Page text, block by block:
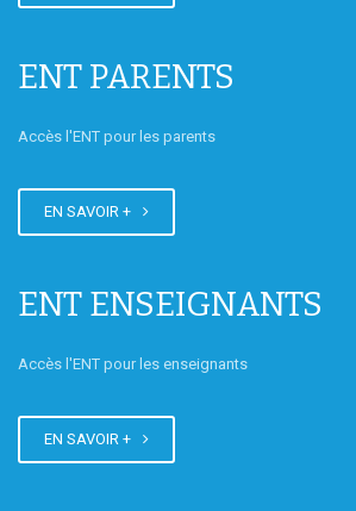
ENT PARENTS
Accès l'ENT pour les parents
EN SAVOIR +
ENT ENSEIGNANTS
Accès l'ENT pour les enseignants
EN SAVOIR +